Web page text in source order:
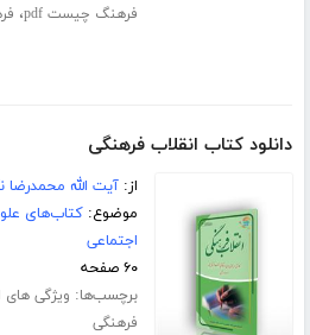
فرهنگ چیست pdf ،
دانلود کتاب انقلاب فرهنگی
از:آیت الله محمدرضا
موضوع:کتاب‌های
اجتماعی
۶۰ صفحه
برچسب‌ها: ویژگی های
فرهنگی